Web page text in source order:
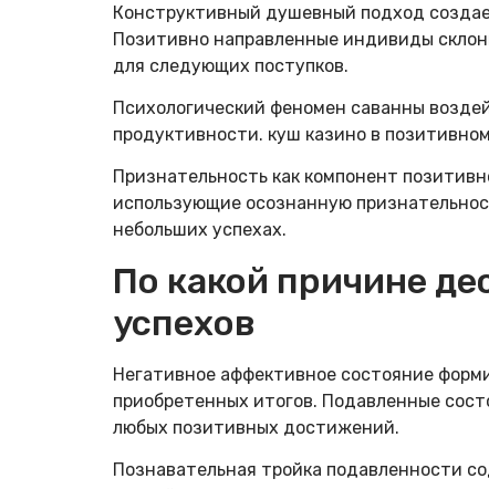
Конструктивный душевный подход
Позитивно направленные индивиды
для следующих поступков.
Психологический феномен саванны
продуктивности. куш казино в
Признательность как компонент
использующие осознанную
небольших успехах.
По какой причине
успехов
Негативное аффективное состояние
приобретенных итогов. Подавленные
любых позитивных достижений.
Познавательная тройка подавленности